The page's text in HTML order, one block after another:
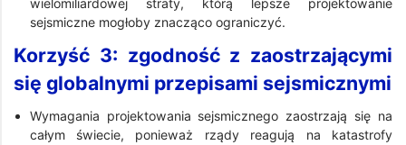
wielomiliardowej straty, którą lepsze projektowanie
sejsmiczne mogłoby znacząco ograniczyć.
Korzyść 3: zgodność z zaostrzającymi
się globalnymi przepisami sejsmicznymi
Wymagania projektowania sejsmicznego zaostrzają się na
całym świecie, ponieważ rządy reagują na katastrofy